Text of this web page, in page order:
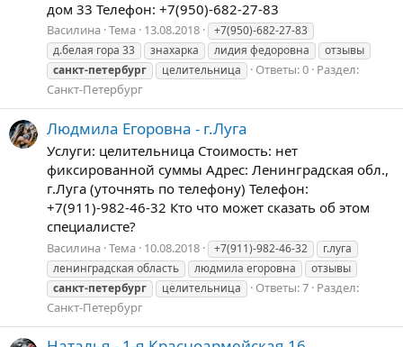
дом 33 Телефон: +7(950)-682-27-83
Василина Тема 13.08.2018
+7(950)-682-27-83
д.белая гора 33
знахарка лидия федоровна
отзывы
санкт-петербург
целительница Ответы: 0 Раздел:
Санкт-Петербург
Людмила Егоровна - г.Луга
Услуги: целительница Стоимость: нет
фиксированной суммы Адрес: Ленинградская обл.,
г.Луга (уточнять по телефону) Телефон:
+7(911)-982-46-32 Кто что может сказать об этом
специалисте?
Василина Тема 10.08.2018 +7(911)-982-46-32
г.луга
ленинградская область
людмила егоровна
отзывы
санкт-петербург
целительница Ответы: 7 Раздел:
Санкт-Петербург